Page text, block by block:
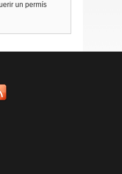
un permís